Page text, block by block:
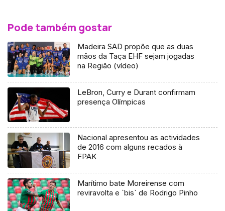
Pode também gostar
Madeira SAD propõe que as duas
mãos da Taça EHF sejam jogadas
na Região (vídeo)
LeBron, Curry e Durant confirmam
presença Olímpicas
Nacional apresentou as actividades
de 2016 com alguns recados à
FPAK
Marítimo bate Moreirense com
reviravolta e `bis` de Rodrigo Pinho